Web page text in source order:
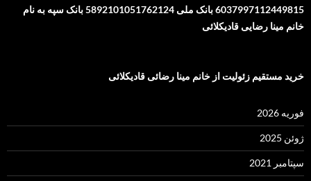
6037997112449815 بانک ملی 5892101051762124 بانک سپه به نام
خانم مینا رضایی قادیکلائی
خرید مستقیم زئولیت از خانم مینا رضائی قادیکلائی
فوریه 2026
ژوئن 2025
سپتامبر 2021